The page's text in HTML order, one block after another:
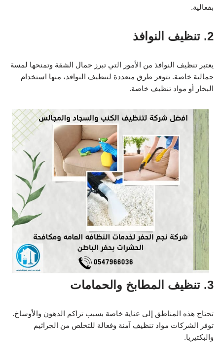
بفعالية.
2. تنظيف النوافذ
يعتبر تنظيف النوافذ من الأمور التي تبرز جمال الشقة وتمنحها لمسة
جمالية خاصة. تتوفر طرق متعددة لتنظيف النوافذ، منها استخدام
البخار أو مواد تنظيف خاصة.
3. تنظيف المطابخ والحمامات
تحتاج هذه المناطق إلى عناية خاصة بسبب تراكم الدهون والأوساخ.
توفر الشركات مواد تنظيف آمنة وفعالة للتخلص من الجراثيم
والبكتيريا.